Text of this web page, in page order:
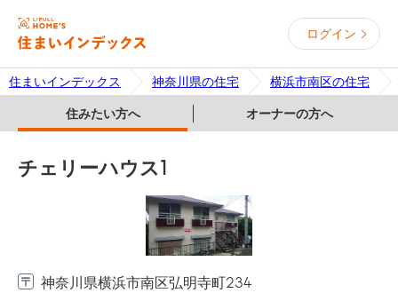
ログイン
住まいインデックス 神奈川県の住宅 横浜市南区の住宅
住みたい方へ オーナーの方へ
チェリーハウス1
神奈川県横浜市南区弘明寺町234